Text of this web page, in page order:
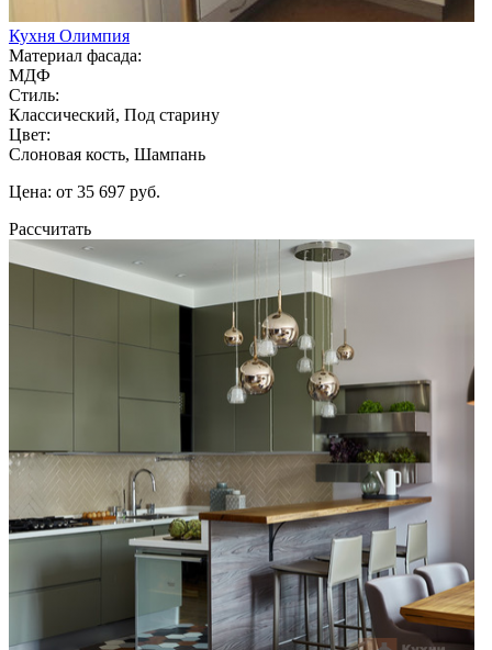
Кухня Олимпия
Материал фасада:
МДФ
Стиль:
Классический, Под старину
Цвет:
Слоновая кость, Шампань
Цена: от 35 697 руб.
Рассчитать